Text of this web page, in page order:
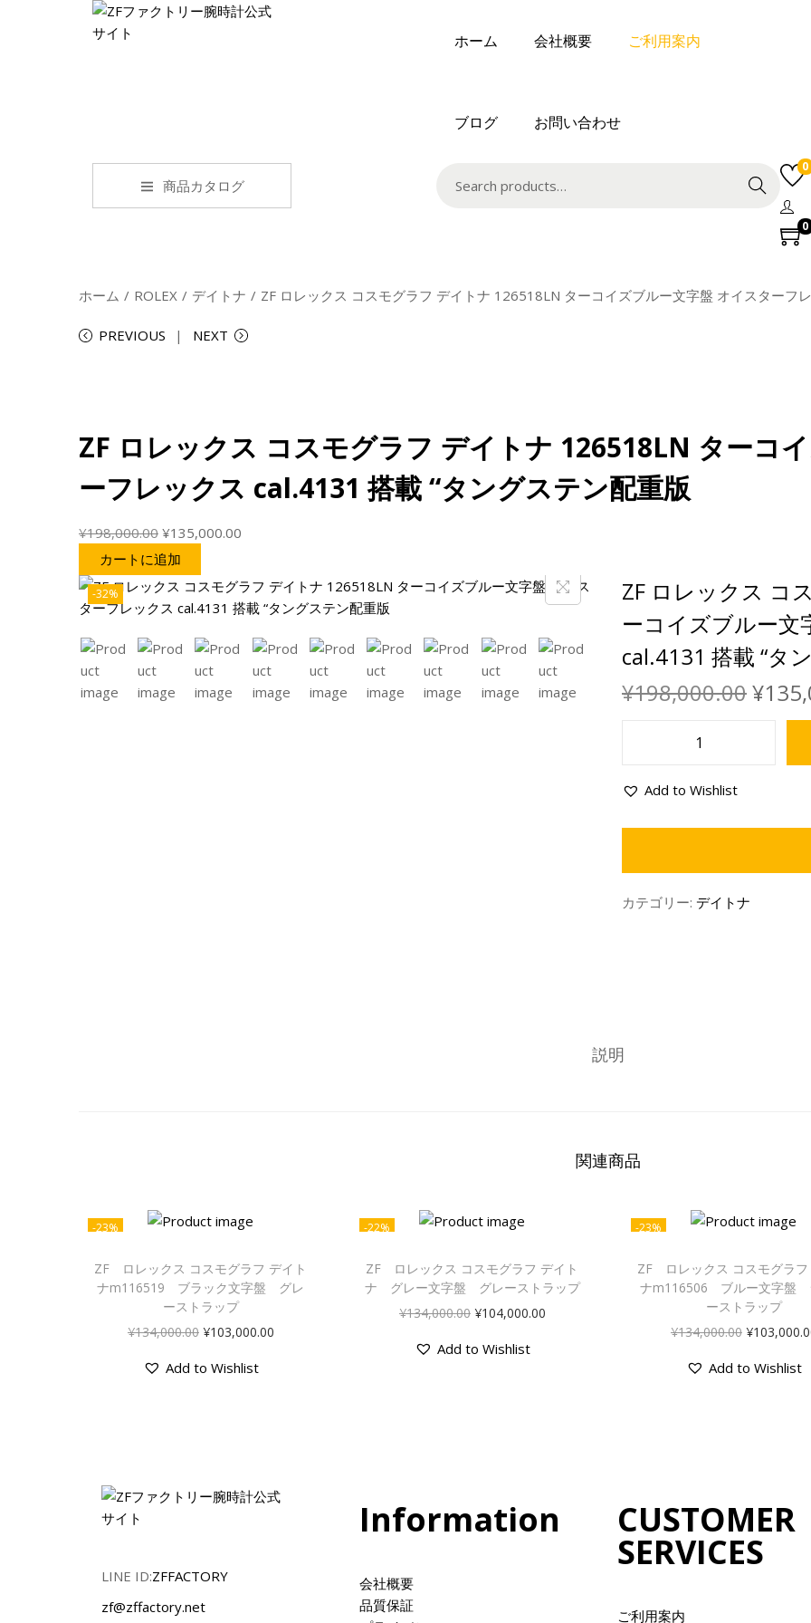
ホーム 会社概要 ご利用案内
ブログ お問い合わせ
商品カタログ Search
0
0
ホーム / ROLEX / デイトナ / ZF ロレックス コスモグラフ デイトナ 126518LN ターコイズブルー文字盤 オイスターフ
PREVIOUS NEXT
ZF ロレックス コスモグラフ デイトナ 126518LN ターコ
ーフレックス cal.4131 搭載 “タングステン配重版
¥198,000.00 ¥135,000.00
カートに追加
-32%
ZF ロレックス コ
ーコイズブルー文
cal.4131 搭載 “タ
¥198,000.00¥
Add to Wishlist
カテゴリー: デイトナ
説明
関連商品
-23%
ZF ロレックス コスモグラフ デイト
ナm116519 ブラック文字盤 グレ
ーストラップ
¥134,000.00 ¥103,000.00
Add to Wishlist
-22%
ZF ロレックス コスモグラフ デイト
ナ グレー文字盤 グレーストラップ
¥134,000.00 ¥104,000.00
Add to Wishlist
-23%
ZF ロレックス コスモグラフ
ナm116506 ブルー文字盤
ーストラップ
¥134,000.00 ¥
Add to Wishlist
LINE ID:ZFFACTORY
zf@zffactory.net
Information
会社概要
品質保証
CUSTOMER
SERVICES
ご利用案内